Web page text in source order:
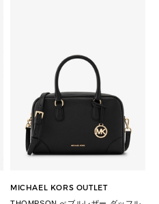
MICHAEL KORS OUTLET